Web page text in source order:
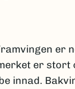
er
er stort
innad.